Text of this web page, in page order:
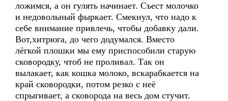
ложимся, а он гулять начинает. Съест молочко
и недовольный фыркает. Смекнул, что надо к
себе внимание привлечь, чтобы добавку дали.
Вот,хитрюга, до чего додумался. Вместо
лёгкой плошки мы ему приспособили старую
сковородку, чтоб не проливал. Так он
вылакает, как кошка молоко, вскарабкается на
край сковородки, потом резко с неё
спрыгивает, а сковорода на весь дом стучит.